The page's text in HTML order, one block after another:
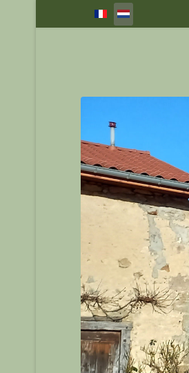
Select your